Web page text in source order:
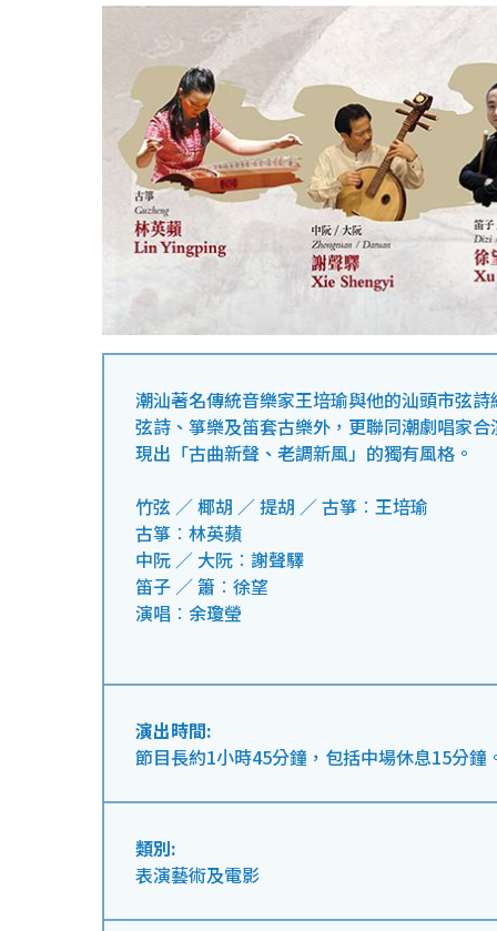
潮汕著名傳統音樂家王培瑜與他的汕頭市弦
弦詩、箏樂及笛套古樂外，更聯同潮劇唱家
現出「古曲新聲、老調新風」的獨有風格。
竹弦 ／ 椰胡 ／ 提胡 ／ 古箏︰王培瑜
古箏︰林英蘋
中阮 ／ 大阮︰謝聲驛
笛子 ／ 簫︰徐望
演唱︰余瓊瑩
演出時間:
節目長約1小時45分鐘，包括中場休息15分鐘
類別:
表演藝術及電影